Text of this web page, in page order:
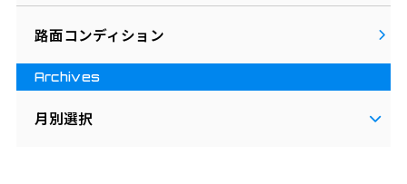
路面コンディション
Archives
月別選択